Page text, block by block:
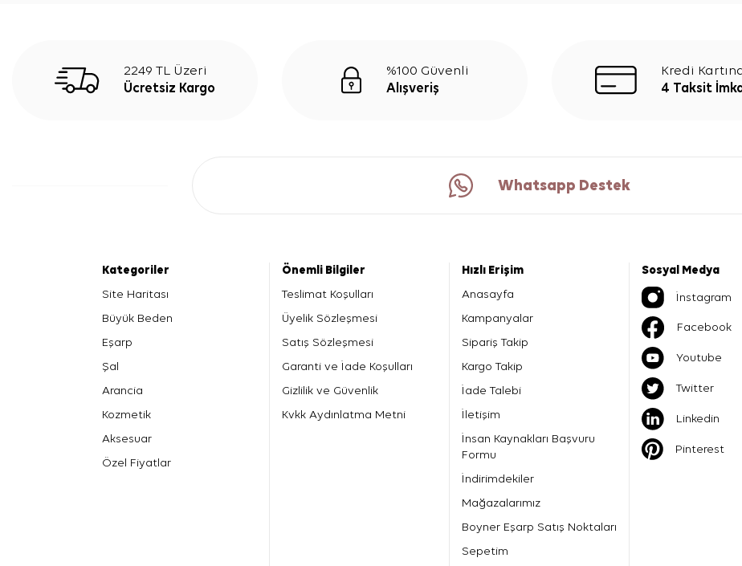
2249 TL Üzeri
Ücretsiz Kargo
%100 Güvenli
Alışveriş
Kredi
4 Taksit
Whatsapp Destek
Kategoriler
Site Haritası
Büyük Beden
Eşarp
Şal
Arancia
Kozmetik
Aksesuar
Özel Fiyatlar
Önemli Bilgiler
Teslimat Koşulları
Üyelik Sözleşmesi
Satış Sözleşmesi
Garanti ve İade Koşulları
Gizlilik ve Güvenlik
Kvkk Aydınlatma Metni
Hızlı Erişim
Anasayfa
Kampanyalar
Sipariş Takip
Kargo Takip
İade Talebi
İletişim
İnsan Kaynakları Başvuru
Formu
İndirimdekiler
Mağazalarımız
Boyner Eşarp Satış Noktaları
Sepetim
Sosyal Medya
İnstagram
Facebook
Youtube
Twitter
Linkedin
Pinterest